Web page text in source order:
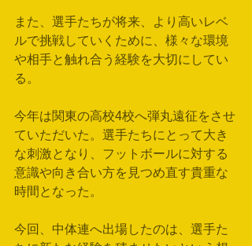
また、選手たちが将来、より高いレベ
ルで挑戦していくために、様々な環境
や相手と触れ合う経験を大切にしてい
る。
今年は関東の高校4校へ弾丸遠征をさせ
ていただいた。選手たちにとって大き
な刺激となり、フットボールに対する
意識や向き合い方を見つめ直す貴重な
時間となった。
今回、中体連へ出場したのは、選手た